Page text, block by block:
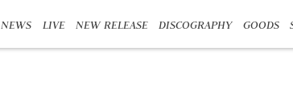
NEWS LIVE NEW RELEASE DISCOGRAPHY GOODS